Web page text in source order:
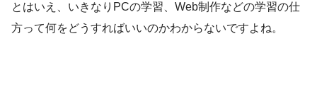
とはいえ、いきなりPCの学習、Web制作などの学習の仕
方って何をどうすればいいのかわからないですよね。